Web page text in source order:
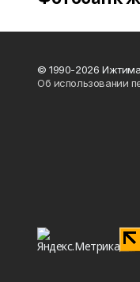
© 1990-2026
Об использовании